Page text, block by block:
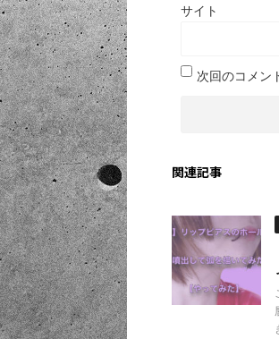
サイト
次回のコメン
関連記事